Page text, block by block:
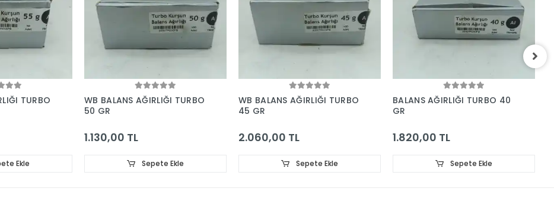
TURBO
Ekle
WB BALANS AĞIRLIĞI TURBO
50 GR
1.130,00 TL
Sepete Ekle
WB BALANS AĞIRLIĞI TURBO
45 GR
2.060,00 TL
Sepete Ekle
BALANS AĞIRLIĞI TURBO 40
GR
1.820,00 TL
Sepete Ekle